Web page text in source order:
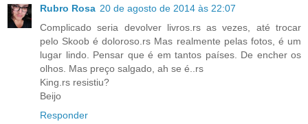
Rubro Rosa 20 de agosto de 2014 às 22:07
Complicado seria devolver livros.rs as vezes, até trocar
pelo Skoob é doloroso.rs Mas realmente pelas fotos, é um
lugar lindo. Pensar que é em tantos países. De encher os
olhos. Mas preço salgado, ah se é..rs
King.rs resistiu?
Beijo
Responder